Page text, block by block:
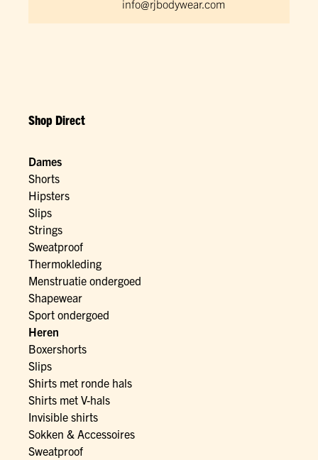
info@rjbodywear.com
Shop Direct
Dames
Shorts
Hipsters
Slips
Strings
Sweatproof
Thermokleding
Menstruatie ondergoed
Shapewear
Sport ondergoed
Heren
Boxershorts
Slips
Shirts met ronde hals
Shirts met V-hals
Invisible shirts
Sokken & Accessoires
Sweatproof